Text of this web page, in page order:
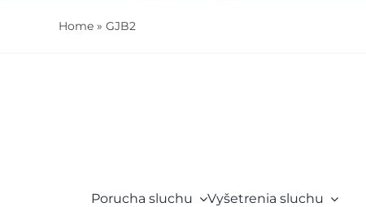
Home » GJB2
Porucha sluchu
Vyšetrenia sluchu